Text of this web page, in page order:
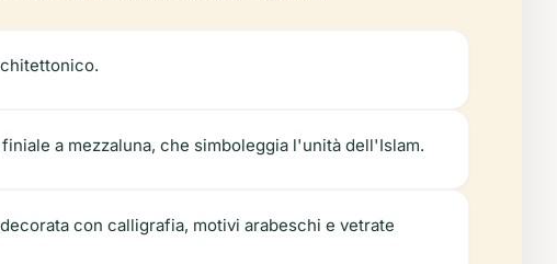
a mezzaluna, che simboleggia l'unità dell'Islam.
con calligrafia, motivi arabeschi e vetrate